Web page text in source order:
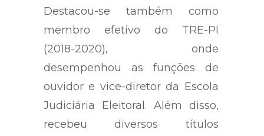
Destacou-se também como
membro efetivo do TRE-PI
(2018-2020), onde
desempenhou as funções de
ouvidor e vice-diretor da Escola
Judiciária Eleitoral. Além disso,
recebeu diversos títulos